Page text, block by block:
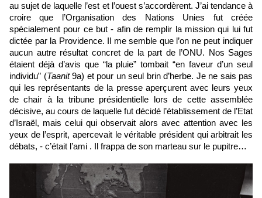
au sujet de laquelle l’est et l’ouest s’accordèrent. J’ai tendance à
croire que l’Organisation des Nations Unies fut créée
spécialement pour ce but - afin de remplir la mission qui lui fut
dictée par la Providence. Il me semble que l’on ne peut indiquer
aucun autre résultat concret de la part de l’ONU. Nos Sages
étaient déjà d’avis que “la pluie” tombait “en faveur d’un seul
individu” (Taanit 9a) et pour un seul brin d’herbe. Je ne sais pas
qui les représentants de la presse aperçurent avec leurs yeux
de chair à la tribune présidentielle lors de cette assemblée
décisive, au cours de laquelle fut décidé l’établissement de l’Etat
d’Israël, mais celui qui observait alors avec attention avec les
yeux de l’esprit, apercevait le véritable président qui arbitrait les
débats, - c’était l’ami . Il frappa de son marteau sur le pupitre…